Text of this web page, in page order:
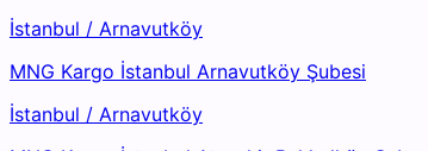
İstanbul / Arnavutköy
MNG Kargo İstanbul Arnavutköy Şubesi
İstanbul / Arnavutköy